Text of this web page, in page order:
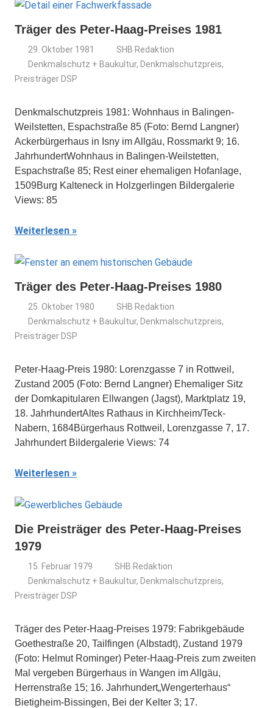
Träger des Peter-Haag-Preises 1981
29. Oktober 1981
SHB Redaktion
Denkmalschutz + Baukultur, Denkmalschutzpreis,
Preisträger DSP
Denkmalschutzpreis 1981: Wohnhaus in Balingen-
Weilstetten, Espachstraße 85 (Foto: Bernd Langner)
Ackerbürgerhaus in Isny im Allgäu, Rossmarkt 9; 16.
JahrhundertWohnhaus in Balingen-Weilstetten,
Espachstraße 85; Rest einer ehemaligen Hofanlage,
1509Burg Kalteneck in Holzgerlingen Bildergalerie
Views: 85
Weiterlesen
Träger des Peter-Haag-Preises 1980
25. Oktober 1980
SHB Redaktion
Denkmalschutz + Baukultur, Denkmalschutzpreis,
Preisträger DSP
Peter-Haag-Preis 1980: Lorenzgasse 7 in Rottweil,
Zustand 2005 (Foto: Bernd Langner) Ehemaliger Sitz
der Domkapitularen Ellwangen (Jagst), Marktplatz 19,
18. JahrhundertAltes Rathaus in Kirchheim/Teck-
Nabern, 1684Bürgerhaus Rottweil, Lorenzgasse 7, 17.
Jahrhundert Bildergalerie Views: 74
Weiterlesen
Die Preisträger des Peter-Haag-Preises
1979
15. Februar 1979
SHB Redaktion
Denkmalschutz + Baukultur, Denkmalschutzpreis,
Preisträger DSP
Träger des Peter-Haag-Preises 1979: Fabrikgebäude
Goethestraße 20, Tailfingen (Albstadt), Zustand 1979
(Foto: Helmut Rominger) Peter-Haag-Preis zum zweiten
Mal vergeben Bürgerhaus in Wangen im Allgäu,
Herrenstraße 15; 16. Jahrhundert„Wengerterhaus“
Bietigheim-Bissingen, Bei der Kelter 3; 17.